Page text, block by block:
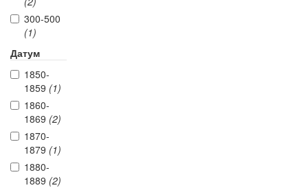
300-500
(1)
Датум
1850-
1859 (1)
1860-
1869 (2)
1870-
1879 (1)
1880-
1889 (2)